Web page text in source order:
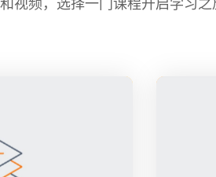
视频，选择一门课程开启学习之